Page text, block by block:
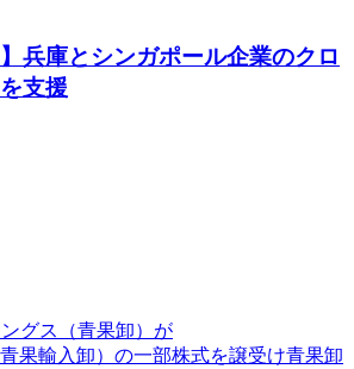
兵庫とシンガポール企業のクロ
支援
グス（青果卸）が
青果輸入卸）の一部株式を譲受け青果卸